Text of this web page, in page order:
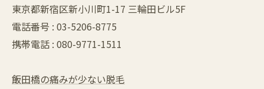
東京都新宿区新小川町1-17 三輪田ビル5F
電話番号 : 03-5206-8775
携帯電話 : 080-9771-1511
飯田橋の痛みが少ない脱毛